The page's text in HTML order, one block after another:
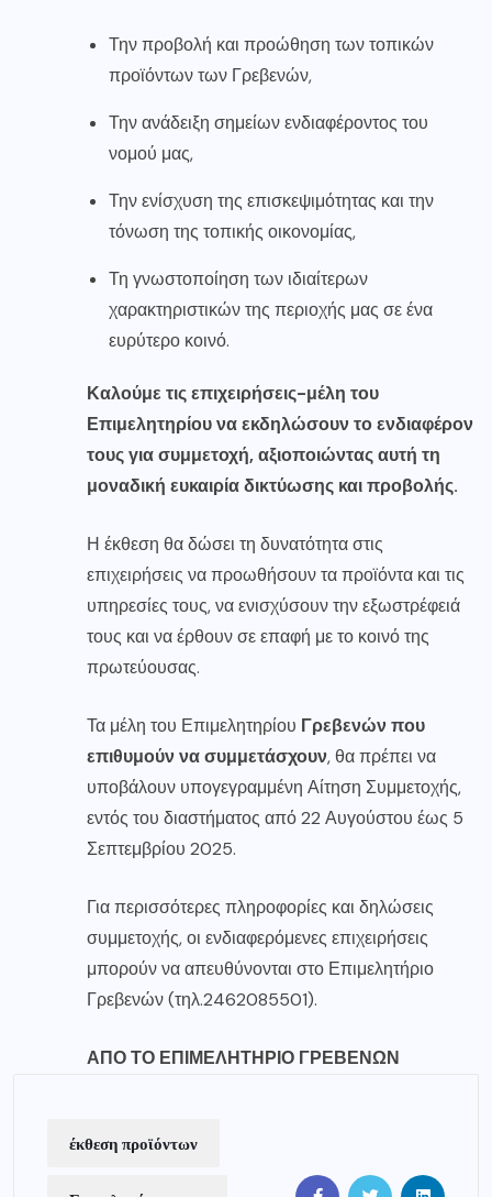
Την προβολή και προώθηση των τοπικών
προϊόντων των Γρεβενών,
Την ανάδειξη σημείων ενδιαφέροντος του
νομού μας,
Την ενίσχυση της επισκεψιμότητας και την
τόνωση της τοπικής οικονομίας,
Τη γνωστοποίηση των ιδιαίτερων
χαρακτηριστικών της περιοχής μας σε ένα
ευρύτερο κοινό.
Καλούμε τις επιχειρήσεις-μέλη του
Επιμελητηρίου να εκδηλώσουν το ενδιαφέρον
τους για συμμετοχή, αξιοποιώντας αυτή τη
μοναδική ευκαιρία δικτύωσης και προβολής.
Η έκθεση θα δώσει τη δυνατότητα στις
επιχειρήσεις να προωθήσουν τα προϊόντα και τις
υπηρεσίες τους, να ενισχύσουν την εξωστρέφειά
τους και να έρθουν σε επαφή με το κοινό της
πρωτεύουσας.
Τα μέλη του Επιμελητηρίου Γρεβενών που
επιθυμούν να συμμετάσχουν, θα πρέπει να
υποβάλουν υπογεγραμμένη Αίτηση Συμμετοχής,
εντός του διαστήματος από 22 Αυγούστου έως 5
Σεπτεμβρίου 2025.
Για περισσότερες πληροφορίες και δηλώσεις
συμμετοχής, οι ενδιαφερόμενες επιχειρήσεις
μπορούν να απευθύνονται στο Επιμελητήριο
Γρεβενών (τηλ.2462085501).
ΑΠΟ ΤΟ ΕΠΙΜΕΛΗΤΗΡΙΟ ΓΡΕΒΕΝΩΝ
έκθεση προϊόντων